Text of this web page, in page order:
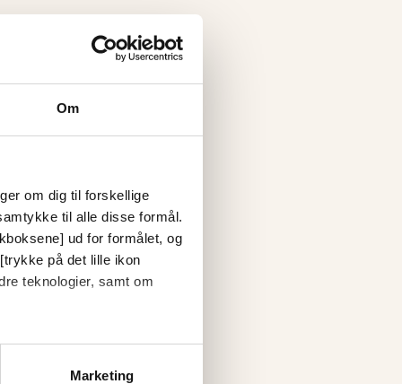
Om
om dig til forskellige
til alle disse formål.
ud for formålet, og
på det lille ikon
teknologier, samt om
Marketing